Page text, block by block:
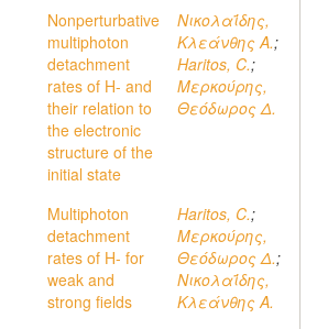
Nonperturbative
multiphoton
detachment
rates of H- and
their relation to
the electronic
structure of the
initial state
Νικολαΐδης,
Κλεάνθης A.;
Haritos, C.;
Μερκούρης,
Θεόδωρος Δ.
Multiphoton
detachment
rates of H- for
weak and
strong fields
Haritos, C.;
Μερκούρης,
Θεόδωρος Δ.;
Νικολαΐδης,
Κλεάνθης A.